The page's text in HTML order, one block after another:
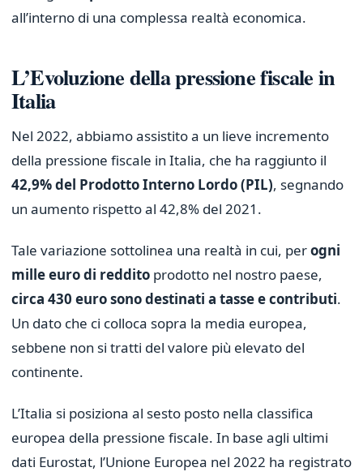
all’interno di una complessa realtà economica.
L’Evoluzione della pressione fiscale in
Italia
Nel 2022, abbiamo assistito a un lieve incremento
della pressione fiscale in Italia, che ha raggiunto il
42,9% del Prodotto Interno Lordo (PIL), segnando
un aumento rispetto al 42,8% del 2021.
Tale variazione sottolinea una realtà in cui, perogni
mille euro di reddito prodotto nel nostro paese,
circa 430 euro sono destinati a tasse e contributi.
Un dato che ci colloca sopra la media europea,
sebbene non si tratti del valore più elevato del
continente.
L’Italia si posiziona al sesto posto nella classifica
europea della pressione fiscale. In base agli ultimi
dati Eurostat, l’Unione Europea nel 2022 ha registrato